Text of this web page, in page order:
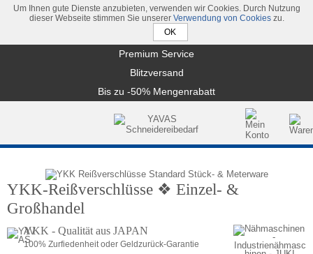
Um Ihnen gute Dienste anzubieten, verwenden wir Cookies. Durch Nutzung
dieser Webseite stimmen Sie unserer Verwendung von Cookieszu.
Premium Service
Blitzversand
Bis zu -50% Mengenrabatt
YKK-Reißverschlüsse ❖ Einzel- &
Großhandel
YKK - Qualität aus JAPAN
100% Zurfiedenheit oder Geldzurück-Garantie